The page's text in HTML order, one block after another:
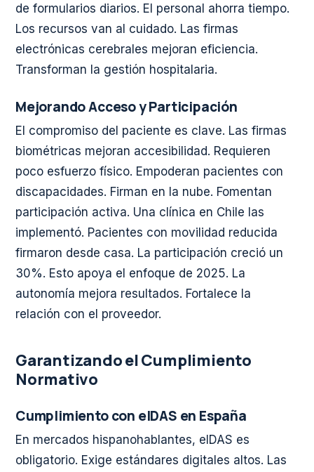
de formularios diarios. El personal ahorra tiempo.
Los recursos van al cuidado. Las firmas
electrónicas cerebrales mejoran eficiencia.
Transforman la gestión hospitalaria.
Mejorando Acceso y Participación
El compromiso del paciente es clave. Las firmas
biométricas mejoran accesibilidad. Requieren
poco esfuerzo físico. Empoderan pacientes con
discapacidades. Firman en la nube. Fomentan
participación activa. Una clínica en Chile las
implementó. Pacientes con movilidad reducida
firmaron desde casa. La participación creció un
30%. Esto apoya el enfoque de 2025. La
autonomía mejora resultados. Fortalece la
relación con el proveedor.
Garantizando el Cumplimiento
Normativo
Cumplimiento con eIDAS en España
En mercados hispanohablantes, eIDAS es
obligatorio. Exige estándares digitales altos. Las